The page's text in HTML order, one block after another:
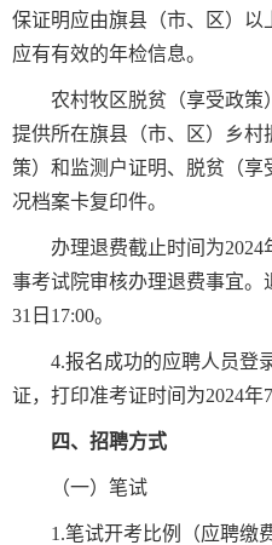
保证明应由旗县（市、区）
应有有效的年检信息。
农村牧区脱贫（享受政策
提供所在旗县（市、区）乡
策）和监测户证明、脱贫（
况档案卡复印件。
办理退费截止时间为
事考试院审核办理退费事宜。
31日17:00。
4.报名成功的应聘人员登
证，打印准考证时间为2024年
四、招聘方式
（一）笔试
1.笔试开考比例（应聘缴